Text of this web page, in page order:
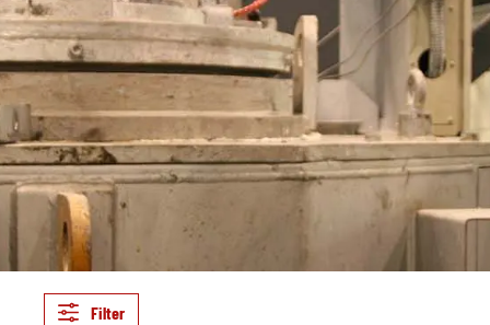
Filter